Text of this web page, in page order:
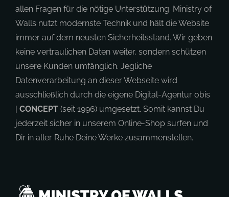
allen Fragen für die nötige Unterstützung. Ministry of
Walls nutzt modernste Technik und hält die Website
immer auf dem neusten Sicherheitsstand. Wir geben
keine vertraulichen Daten weiter, sondern schützen
unsere Kunden umfänglich. Jegliche
Datenverarbeitung an dieser Webseite wird
ausschließlich durch die eigene Digital-Agentur obis
| CONCEPT(seit 1996) umgesetzt. Somit kannst Du
jederzeit sicher in unserem Online-Shop surfen und
Dir in aller Ruhe Deine Werke zusammenstellen.